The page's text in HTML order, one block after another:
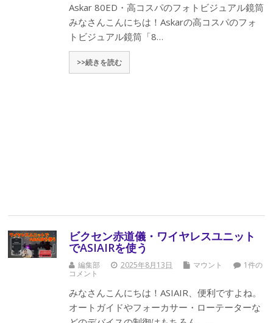
Askar 80ED・高コスパのフォトビジュアル鏡筒
みなさんこんにちは！Askarの高コスパのフォ
トビジュアル鏡筒「8…
>>続きを読む
ビクセン赤道儀・ワイヤレスユニット
でASIAIRを使う
編集部 2025年8月13日 マウント
1件の
コメント
みなさんこんにちは！ASIAIR、便利ですよね。
オートガイドやフォーカサー・ローテーターな